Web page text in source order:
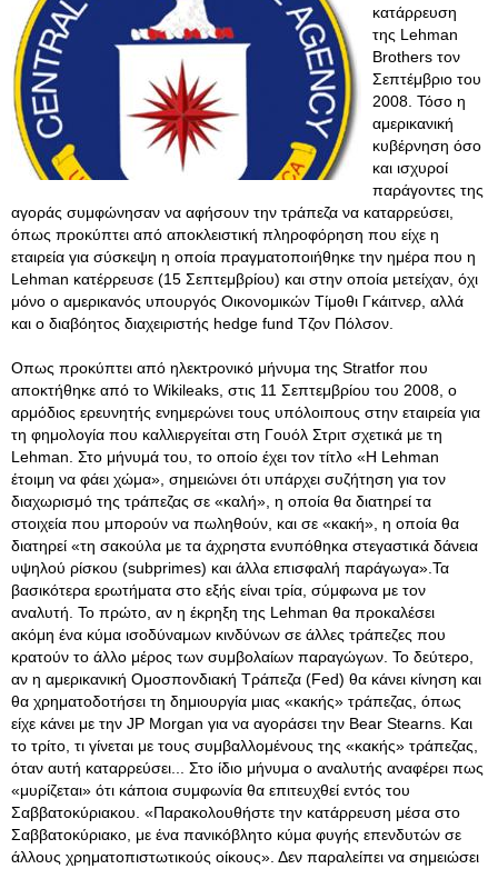
κατάρρευση
της Lehman
Brothers τον
Σεπτέμβριο του
2008. Τόσο η
αμερικανική
κυβέρνηση όσο
και ισχυροί
παράγοντες της
αγοράς συμφώνησαν να αφήσουν την τράπεζα να καταρρεύσει,
όπως προκύπτει από αποκλειστική πληροφόρηση που είχε η
εταιρεία για σύσκεψη η οποία πραγματοποιήθηκε την ημέρα που η
Lehman κατέρρευσε (15 Σεπτεμβρίου) και στην οποία μετείχαν, όχι
μόνο ο αμερικανός υπουργός Οικονομικών Τίμοθι Γκάιτνερ, αλλά
και ο διαβόητος διαχειριστής hedge fund Τζον Πόλσον.
Οπως προκύπτει από ηλεκτρονικό μήνυμα της Stratfor που
αποκτήθηκε από το Wikileaks, στις 11 Σεπτεμβρίου του 2008, ο
αρμόδιος ερευνητής ενημερώνει τους υπόλοιπους στην εταιρεία για
τη φημολογία που καλλιεργείται στη Γουόλ Στριτ σχετικά με τη
Lehman. Στο μήνυμά του, το οποίο έχει τον τίτλο «Η Lehman
έτοιμη να φάει χώμα», σημειώνει ότι υπάρχει συζήτηση για τον
διαχωρισμό της τράπεζας σε «καλή», η οποία θα διατηρεί τα
στοιχεία που μπορούν να πωληθούν, και σε «κακή», η οποία θα
διατηρεί «τη σακούλα με τα άχρηστα ενυπόθηκα στεγαστικά δάνεια
υψηλού ρίσκου (subprimes) και άλλα επισφαλή παράγωγα».Τα
βασικότερα ερωτήματα στο εξής είναι τρία, σύμφωνα με τον
αναλυτή . Το πρώτο, αν η έκρηξη της Lehman θα προκαλέσει
ακόμη ένα κύμα ισοδύναμων κινδύνων σε άλλες τράπεζες που
κρατούν το άλλο μέρος των συμβολαίων παραγώγων. Το δεύτερο,
αν η αμερικανική Ομοσπονδιακή Τράπεζα (Fed) θα κάνει κίνηση και
θα χρηματοδοτήσει τη δημιουργία μιας «κακής» τράπεζας, όπως
είχε κάνει με την JP Morgan για να αγοράσει την Bear Stearns. Και
το τρίτο, τι γίνεται με τους συμβαλλομένους της «κακής» τράπεζας,
όταν αυτή καταρρεύσει... Στο ίδιο μήνυμα ο αναλυτής αναφέρει πως
«μυρίζεται» ότι κάποια συμφωνία θα επιτευχθεί εντός του
Σαββατοκύριακου. «Παρακολουθήστε την κατάρρευση μέσα στο
Σαββατοκύριακο, με ένα πανικόβλητο κύμα φυγής επενδυτών σε
άλλους χρηματοπιστωτικούς οίκους». Δεν παραλείπει να σημειώσει